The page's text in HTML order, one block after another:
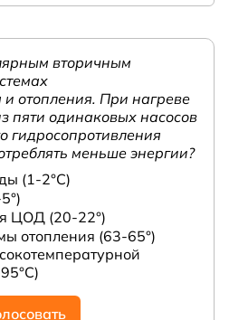
вторичным
отопления. При нагреве
пяти одинаковых насосов
гидросопротивления
меньше энергии?
(1-2°С)
ЦОД (20-22°)
отопления (63-65°)